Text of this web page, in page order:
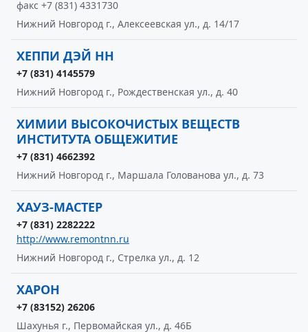
факс +7 (831) 4331730
Нижний Новгород г., Алексеевская ул., д. 14/17
ХЕППИ ДЭЙ НН
+7 (831) 4145579
Нижний Новгород г., Рождественская ул., д. 40
ХИМИИ ВЫСОКОЧИСТЫХ ВЕЩЕСТВ
ИНСТИТУТА ОБЩЕЖИТИЕ
+7 (831) 4662392
Нижний Новгород г., Маршала Голованова ул., д. 73
ХАУЗ-МАСТЕР
+7 (831) 2282222
http://www.remontnn.ru
Нижний Новгород г., Стрелка ул., д. 12
ХАРОН
+7 (83152) 26206
Шахунья г., Первомайская ул., д. 46Б